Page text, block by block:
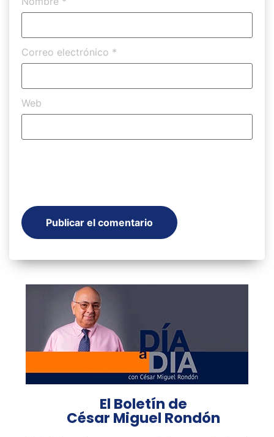
Correo electrónico *
Web
El Boletín de
César Miguel Rondón